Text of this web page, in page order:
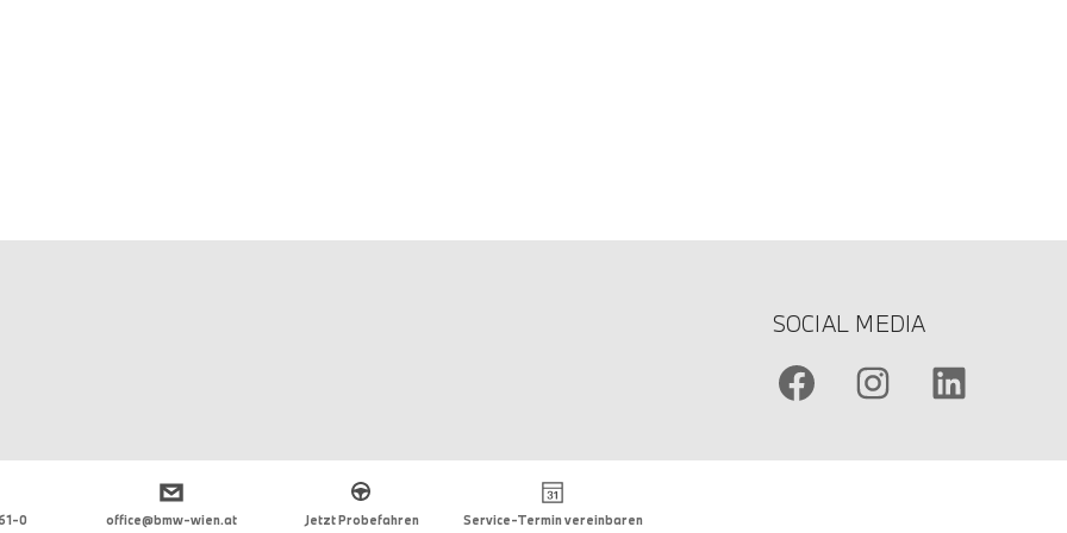
SOCIAL MEDIA
0 office@bmw-wien.at Jetzt Probefahren Service-Termin vereinbaren